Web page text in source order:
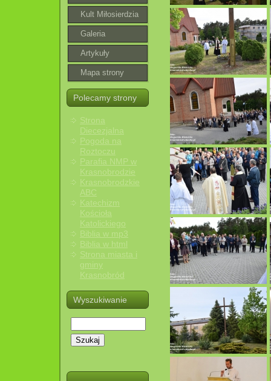
Parafialnego
Kult Miłosierdzia
Bożego
Galeria
roztoczańska
Artykuły
Mapa strony
Polecamy strony
Strona
Diecezjalna
Pogoda na
Roztoczu
Parafia NMP w
Krasnobrodzie
Krasnobrodzkie
ABC
Katechizm
Kościoła
Katolickiego
Biblia w mp3
Biblia w html
Strona miasta i
gminy
Krasnobród
Wyszukiwanie
Szukaj